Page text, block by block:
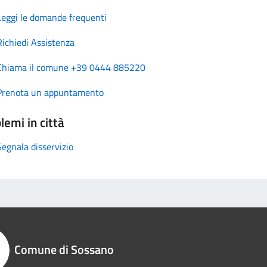
le domande frequenti
Assistenza
il comune +39 0444 885220
un appuntamento
in città
disservizio
Comune di Sossano